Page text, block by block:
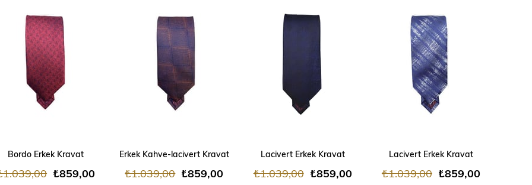
ADD TO CART
Bordo Erkek Kravat
₺859,00
ADD TO CART
Erkek Kahve-lacivert Kravat
₺859,00
₺1.039,00
ADD TO CART
Lacivert Erkek Kravat
₺859,00
₺1.039,00
ADD TO CART
Lacivert Erkek Kravat
₺859,00
₺1.039,00